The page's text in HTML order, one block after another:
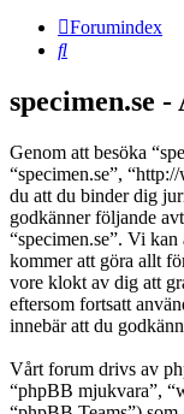
Forumindex
Sök
specimen.se
Genom att besöka
“specimen.se”,
du att du binder dig
godkänner följande
“specimen.se”. Vi
kommer att göra allt
vore klokt av dig att
eftersom fortsatt
innebär att du
Vårt forum drivs av
“phpBB mjukvara”,